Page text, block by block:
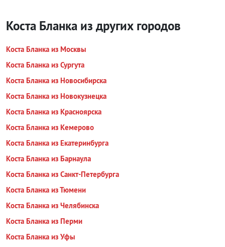
Коста Бланка из других городов
Коста Бланка из Москвы
Коста Бланка из Сургута
Коста Бланка из Новосибирска
Коста Бланка из Новокузнецка
Коста Бланка из Красноярска
Коста Бланка из Кемерово
Коста Бланка из Екатеринбурга
Коста Бланка из Барнаула
Коста Бланка из Санкт-Петербурга
Коста Бланка из Тюмени
Коста Бланка из Челябинска
Коста Бланка из Перми
Коста Бланка из Уфы